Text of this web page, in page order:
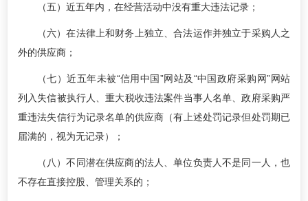
（五）近五年内，在经营活动中没有重大违法记录；
（六）在法律上和财务上独立、合法运作并独立于采购人之
外的供应商；
（七）近五年未被“信用中国”网站及“中国政府采购网”网站
列入失信被执行人、重大税收违法案件当事人名单、政府采购严
重违法失信行为记录名单的供应商（有上述处罚记录但处罚期已
届满的，视为无记录）；
（八）不同潜在供应商的法人、单位负责人不是同一人，也
不存在直接控股、管理关系的；